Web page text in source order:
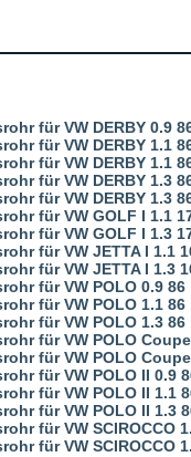
für VW DERBY 0.9
für VW DERBY 1.1
für VW DERBY 1.1
für VW DERBY 1.3
für VW DERBY 1.3
für VW GOLF I 1.1
für VW GOLF I 1.3
für VW JETTA I 1.1
für VW JETTA I 1.3
für VW POLO 0.9 86
für VW POLO 1.1 86
für VW POLO 1.3 86
für VW POLO
für VW POLO
für VW POLO II 0.9
für VW POLO II 1.1
für VW POLO II 1.3
für VW SCIROCCO
für VW SCIROCCO